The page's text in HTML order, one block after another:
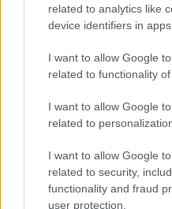
related to analytics like
device identifiers in apps.
I want to allow Google
related to functionality
I want to allow Google
related to
I want to allow Google
related to security,
functionality and fraud
user protection.
Σημειώνεται πως για
λόγους η ΠΟΜΙΔΑ και η
Συμβολαιογραφικών
προτείνει προς την
ρύθμιση η οποία θα
παρουσιάζεται στον
δήλωση του διαχειριστή